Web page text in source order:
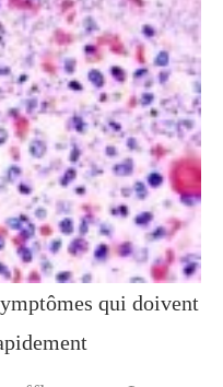
qui doivent